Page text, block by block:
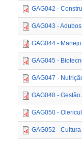
GAG042 -
GAG043 -
GAG044 -
GAG045 -
GAG047 -
GAG048 -
GAG050 -
GAG052 -